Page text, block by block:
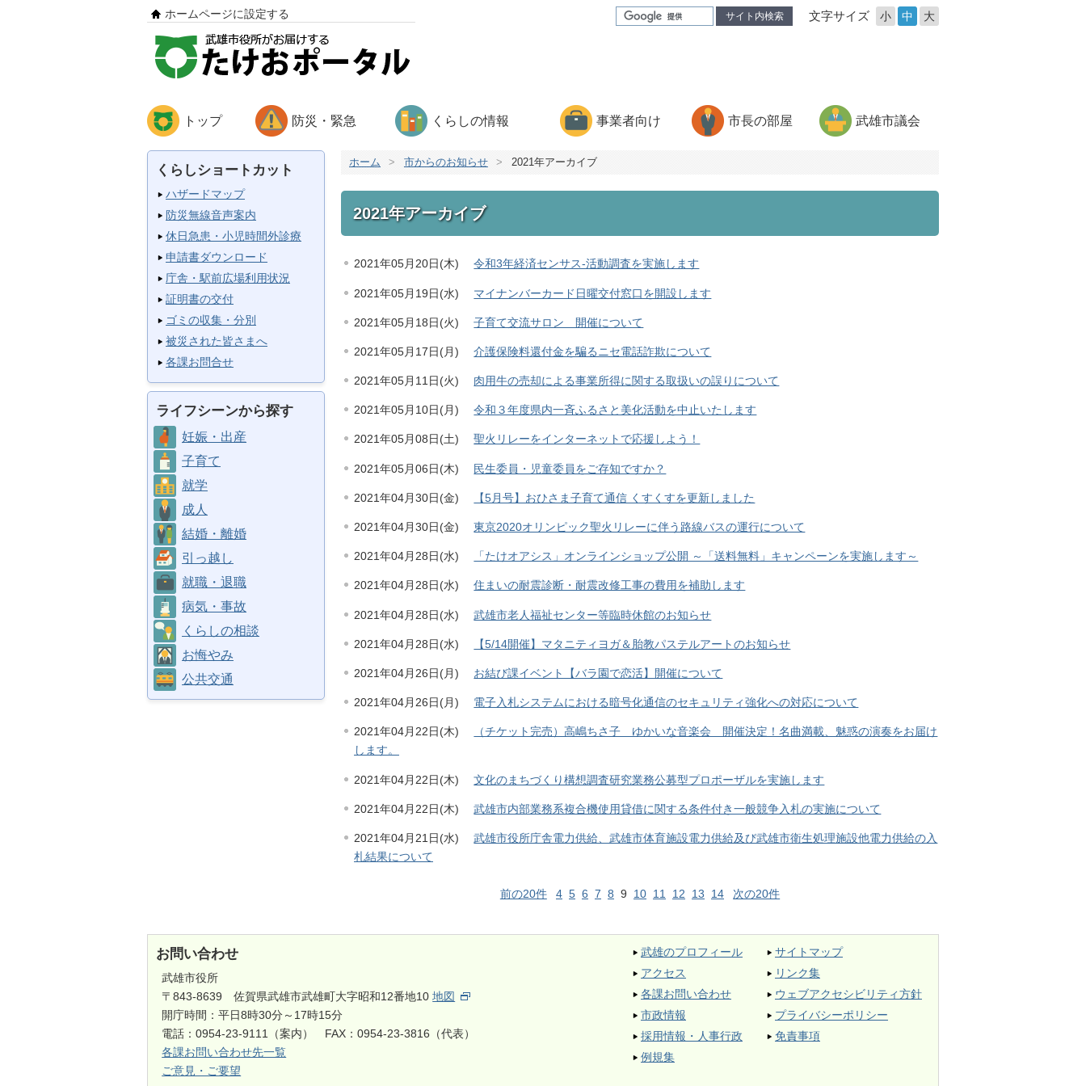
サイト内検索 文字サイズ 小 中 大
ホームページに設定する
トップ 防災・緊急 くらしの情報 事業者向け 市長の部屋 武雄市議会
くらしショートカット
ハザードマップ
防災無線音声案内
休日急患・小児時間外診療
申請書ダウンロード
庁舎・駅前広場利用状況
証明書の交付
ゴミの収集・分別
被災された皆さまへ
各課お問合せ
ライフシーンから探す
妊娠・出産
子育て
就学
成人
結婚・離婚
引っ越し
就職・退職
病気・事故
くらしの相談
お悔やみ
公共交通
ホーム > 市からのお知らせ > 2021年アーカイブ
2021年アーカイブ
2021年05月20日(木) 令和3年経済センサス-活動調査を実施します
2021年05月19日(水) マイナンバーカード日曜交付窓口を開設します
2021年05月18日(火) 子育て交流サロン 開催について
2021年05月17日(月) 介護保険料還付金を騙るニセ電話詐欺について
2021年05月11日(火) 肉用牛の売却による事業所得に関する取扱いの誤りについて
2021年05月10日(月) 令和３年度県内一斉ふるさと美化活動を中止いたします
2021年05月08日(土) 聖火リレーをインターネットで応援しよう！
2021年05月06日(木) 民生委員・児童委員をご存知ですか？
2021年04月30日(金) 【5月号】おひさま子育て通信 くすくすを更新しました
2021年04月30日(金) 東京2020オリンピック聖火リレーに伴う路線バスの運行について
2021年04月28日(水) 「たけオアシス」オンラインショップ公開 ～「送料無料」キャンペーンを実施します～
2021年04月28日(水) 住まいの耐震診断・耐震改修工事の費用を補助します
2021年04月28日(水) 武雄市老人福祉センター等臨時休館のお知らせ
2021年04月28日(水) 【5/14開催】マタニティヨガ＆胎教パステルアートのお知らせ
2021年04月26日(月) お結び課イベント【バラ園で恋活】開催について
2021年04月26日(月) 電子入札システムにおける暗号化通信のセキュリティ強化への対応について
2021年04月22日(木)
（チケット完売）高嶋ちさ子 ゆかいな音楽会 開催決定！名曲満載、魅惑の演奏をお届け
します。
2021年04月22日(木) 文化のまちづくり構想調査研究業務公募型プロポーザルを実施します
2021年04月22日(木) 武雄市内部業務系複合機使用貸借に関する条件付き一般競争入札の実施について
2021年04月21日(水)
武雄市役所庁舎電力供給、武雄市体育施設電力供給及び武雄市衛生処理施設他電力供給の入
札結果について
前の20件 4 5 6 7 8 9 10 11 12 13 14 次の20件
お問い合わせ
武雄市役所
〒843-8639 佐賀県武雄市武雄町大字昭和12番地10地図
開庁時間：平日8時30分～17時15分
電話：0954-23-9111（案内） FAX：0954-23-3816（代表）
各課お問い合わせ先一覧
ご意見・ご要望
武雄のプロフィール
アクセス
各課お問い合わせ
市政情報
採用情報・人事行政
例規集
サイトマップ
リンク集
ウェブアクセシビリティ方針
プライバシーポリシー
免責事項